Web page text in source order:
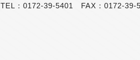
TEL：0172-39-5401 FAX：0172-39-